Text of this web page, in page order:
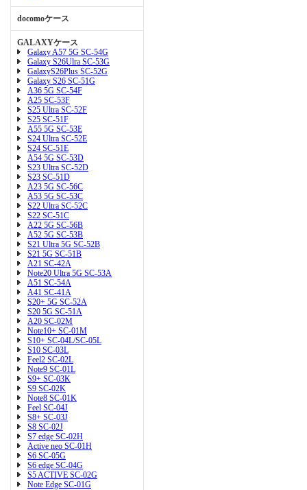
docomoケース
GALAXYケース
Galaxy A57 5G SC-54G
Galaxy S26Ulra SC-53G
GalaxyS26Plus SC-52G
Galaxy S26 SC-51G
A36 5G SC-54F
A25 SC-53F
S25 Ultra SC-52F
S25 SC-51F
A55 5G SC-53E
S24 Ultra SC-52E
S24 SC-51E
A54 5G SC-53D
S23 Ultra SC-52D
S23 SC-51D
A23 5G SC-56C
A53 5G SC-53C
S22 Ultra SC-52C
S22 SC-51C
A22 5G SC-56B
A52 5G SC-53B
S21 Ultra 5G SC-52B
S21 5G SC-51B
A21 SC-42A
Note20 Ultra 5G SC-53A
A51 SC-54A
A41 SC-41A
S20+ 5G SC-52A
S20 5G SC-51A
A20 SC-02M
Note10+ SC-01M
S10+ SC-04L/SC-05L
S10 SC-03L
Feel2 SC-02L
Note9 SC-01L
S9+ SC-03K
S9 SC-02K
Note8 SC-01K
Feel SC-04J
S8+ SC-03J
S8 SC-02J
S7 edge SC-02H
Active neo SC-01H
S6 SC-05G
S6 edge SC-04G
S5 ACTIVE SC-02G
Note Edge SC-01G